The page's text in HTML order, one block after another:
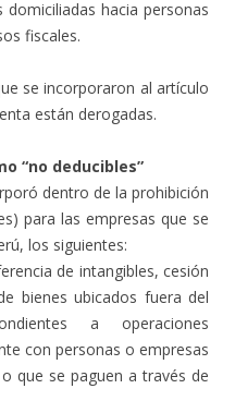
hacia personas
fiscales.
se incorporaron al artículo
están derogadas.
“no deducibles”
dentro de la prohibición
para las empresas que se
los siguientes:
de intangibles, cesión
bienes ubicados fuera del
a operaciones
con personas o empresas
que se paguen a través de